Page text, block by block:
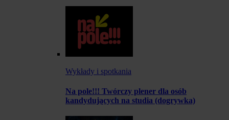
Wykłady i spotkania
Na pole!!! Twórczy plener dla osób
kandydujących na studia (dogrywka)